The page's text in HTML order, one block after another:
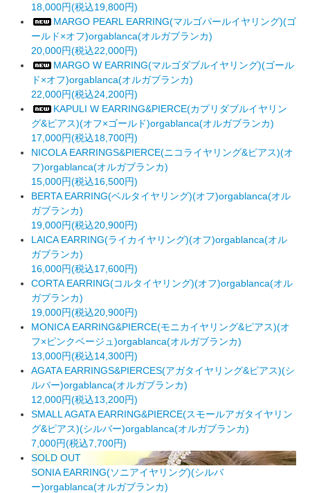
18,000円(税込19,800円)
MARGO PEARL EARRING(マルゴパールイヤリング)(ゴ
ールド×オフ)orgablanca(オルガブランカ)
20,000円(税込22,000円)
MARGO W EARRING(マルゴダブルイヤリング)(ゴール
ド×オフ)orgablanca(オルガブランカ)
22,000円(税込24,200円)
KAPULI W EARRING&PIERCE(カプリダブルイヤリン
グ&ピアス)(オフ×ゴールド)orgablanca(オルガブランカ)
17,000円(税込18,700円)
NICOLA EARRINGS&PIERCE(ニコライヤリング&ピアス)(オ
フ)orgablanca(オルガブランカ)
15,000円(税込16,500円)
BERTA EARRING(ベルタイヤリング)(オフ)orgablanca(オル
ガブランカ)
19,000円(税込20,900円)
LAICA EARRING(ライカイヤリング)(オフ)orgablanca(オル
ガブランカ)
16,000円(税込17,600円)
CORTA EARRING(コルタイヤリング)(オフ)orgablanca(オル
ガブランカ)
19,000円(税込20,900円)
MONICA EARRING&PIERCE(モニカイヤリング&ピアス)(オ
フ×ピンクベージュ)orgablanca(オルガブランカ)
13,000円(税込14,300円)
AGATA EARRINGS&PIERCES(アガタイヤリング&ピアス)(シ
ルバー)orgablanca(オルガブランカ)
12,000円(税込13,200円)
SMALL AGATA EARRING&PIERCE(スモールアガタイヤリン
グ&ピアス)(シルバー)orgablanca(オルガブランカ)
7,000円(税込7,700円)
SOLD OUT
SONIA EARRING(ソニアイヤリング)(シルバ
ー)orgablanca(オルガブランカ)